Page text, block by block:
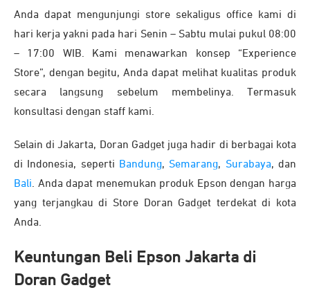
Anda dapat mengunjungi store sekaligus office kami di
hari kerja yakni pada hari Senin – Sabtu mulai pukul 08:00
– 17:00 WIB. Kami menawarkan konsep “Experience
Store”, dengan begitu, Anda dapat melihat kualitas produk
secara langsung sebelum membelinya. Termasuk
konsultasi dengan staff kami.
Selain di Jakarta, Doran Gadget juga hadir di berbagai kota
di Indonesia, seperti Bandung, Semarang, Surabaya, dan
Bali. Anda dapat menemukan produk Epson dengan harga
yang terjangkau di Store Doran Gadget terdekat di kota
Anda.
Keuntungan Beli Epson Jakarta di
Doran Gadget